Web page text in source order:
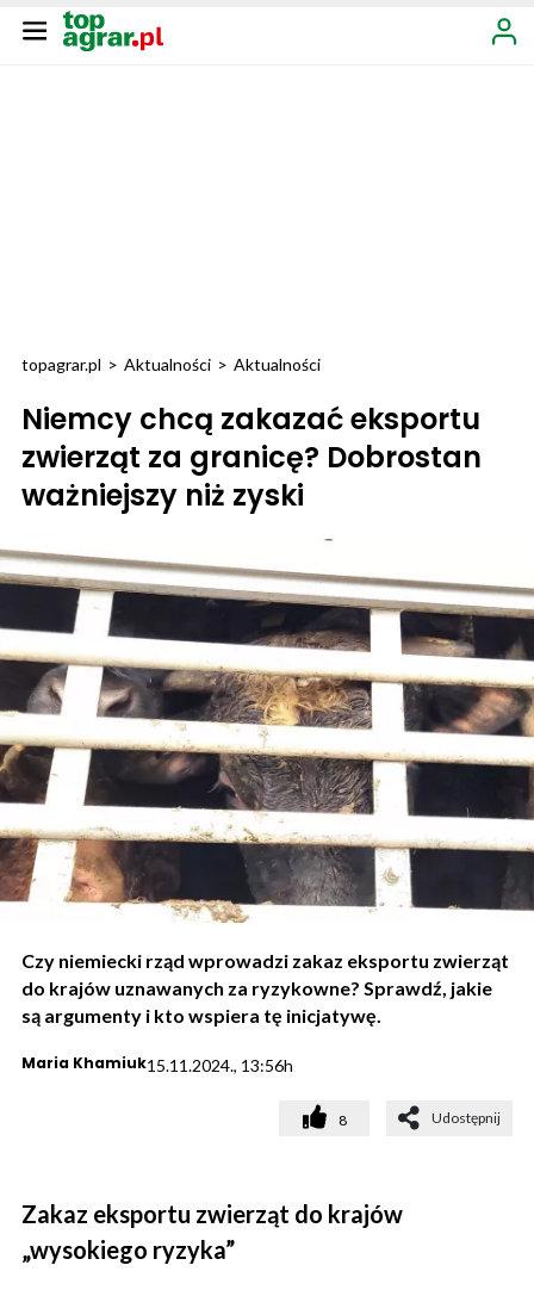
topagrar.pl > Aktualności > Aktualności
Niemcy chcą zakazać eksportu
zwierząt za granicę? Dobrostan
ważniejszy niż zyski
Czy niemiecki rząd wprowadzi zakaz eksportu zwierząt
do krajów uznawanych za ryzykowne? Sprawdź, jakie
są argumenty i kto wspiera tę inicjatywę.
Maria Khamiuk15.11.2024., 13:56h
8 Udostępnij
Zakaz eksportu zwierząt do krajów
„wysokiego ryzyka”